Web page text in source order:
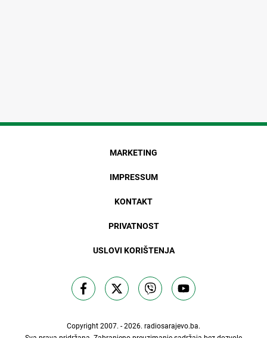
MARKETING
IMPRESSUM
KONTAKT
PRIVATNOST
USLOVI KORIŠTENJA
Copyright 2007. - 2026. radiosarajevo.ba.